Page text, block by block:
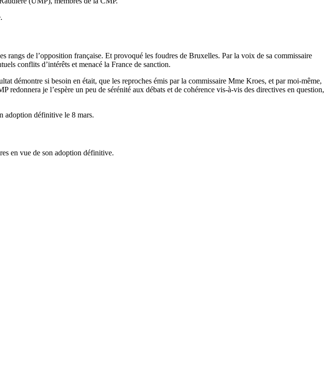
rangs de l’opposition française. Et provoqué les foudres de Bruxelles. Par la voix de sa commissaire
conflits d’intérêts et menacé la France de sanction.
démontre si besoin en était, que les reproches émis par la commissaire Mme Kroes, et par moi-même,
je l’espère un peu de sérénité aux débats et de cohérence vis-à-vis des directives en question,
adoption définitive le 8 mars.
en vue de son adoption définitive.